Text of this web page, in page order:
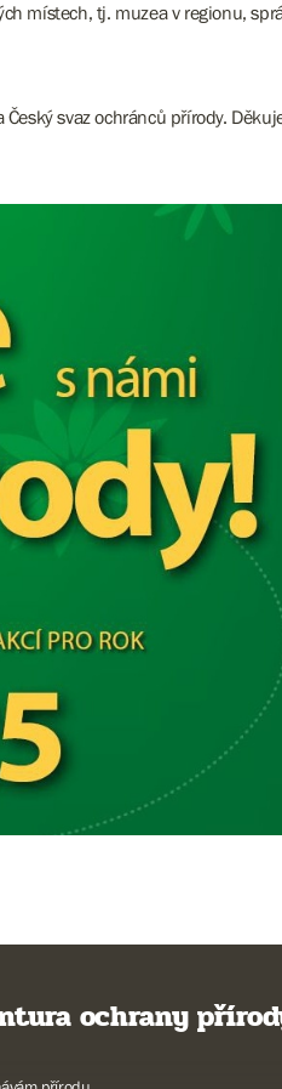
místech, tj. muzea v regionu,
svaz ochránců přírody.
ochrany